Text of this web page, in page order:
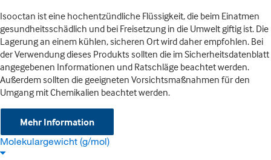
Isooctan ist eine hochentzündliche Flüssigkeit, die beim Einatmen
gesundheitsschädlich und bei Freisetzung in die Umwelt giftig ist. Die
Lagerung an einem kühlen, sicheren Ort wird daher empfohlen. Bei
der Verwendung dieses Produkts sollten die im Sicherheitsdatenblatt
angegebenen Informationen und Ratschläge beachtet werden.
Außerdem sollten die geeigneten Vorsichtsmaßnahmen für den
Umgang mit Chemikalien beachtet werden.
Mehr Information
Molekulargewicht (g/mol)